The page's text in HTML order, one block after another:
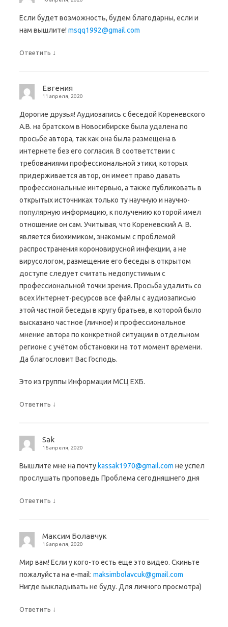
Если будет возможность, будем благодарны, если и
нам вышлите! msqq1992@gmail.com
Ответить ↓
Евгения
11 апреля, 2020
Дорогие друзья! Аудиозапись с беседой Кореневского
А.В. на братском в Новосибирске была удалена по
просьбе автора, так как она была размещена в
интернете без его согласия. В соответствии с
требованиями профессиональной этики, которых
придерживается автор, он имеет право давать
профессиональные интервью, а также публиковать в
открытых источниках только ту научную и научно-
популярную информацию, к получению которой имел
отношение он сам. Учитывая, что Кореневский А. В.
является биохимиком, знакомым с проблемой
распространения короновирусной инфекции, а не
вирусологом, размещение его беседы в открытом
доступе следует считать недопустимым с
профессиональной точки зрения. Просьба удалить со
всех Интернет-ресурсов все файлы с аудиозаписью
этой частной беседы в кругу братьев, в которой было
высказано частное (личное) и профессиональное
мнение автора по конкретной ситуации в отдельном
регионе с учётом обстановки на тот момент времени.
Да благословит Вас Господь.
Это из группы Информации МСЦ ЕХБ.
Ответить ↓
Sak
16 апреля, 2020
Вышлите мне на почту kassak1970@gmail.com не успел
прослушать проповедь Проблема сегодняшнего дня
Ответить ↓
Максим Болавчук
16 апреля, 2020
Мир вам! Если у кого-то есть еще это видео. Скиньте
пожалуйста на e-mail: maksimbolavcuk@gmail.com
Нигде выкладывать не буду. Для личного просмотра)
Ответить ↓